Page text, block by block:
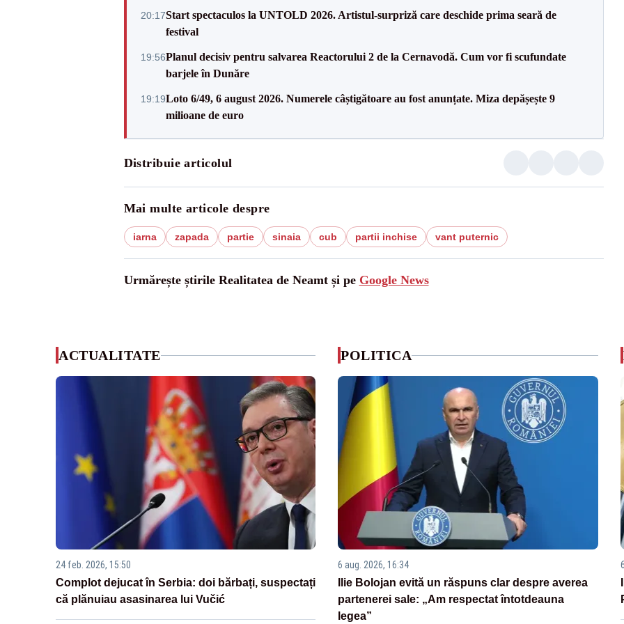
20:17Start spectaculos la UNTOLD 2026. Artistul-surpriză care deschide prima seară de
festival
19:56Planul decisiv pentru salvarea Reactorului 2 de la Cernavodă. Cum vor fi scufundate
barjele în Dunăre
19:19Loto 6/49, 6 august 2026. Numerele câștigătoare au fost anunțate. Miza depășește 9
milioane de euro
Distribuie articolul
Mai multe articole despre
iarna zapada partie sinaia cub partii inchise vant puternic
Urmărește știrile Realitatea de Neamt și pe Google News
ACTUALITATE
24 feb. 2026, 15:50
Complot dejucat în Serbia: doi bărbați, suspectați
că plănuiau asasinarea lui Vučić
POLITICA
6 aug. 2026, 16:34
Ilie Bolojan evită un răspuns clar despre averea
partenerei sale: „Am respectat întotdeauna
legea”